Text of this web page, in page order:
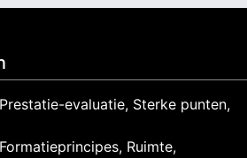
evaluatie, Sterke punten,
Ruimte,